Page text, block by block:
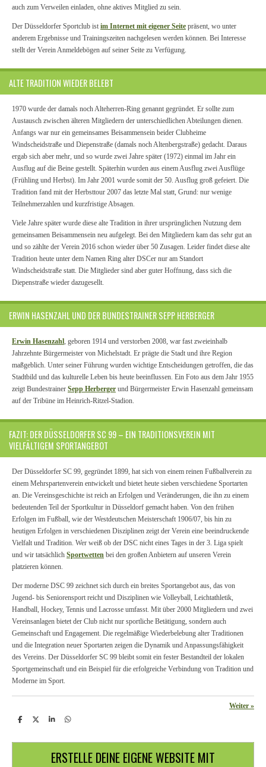
auch zum Verweilen einladen, ohne aktives Mitglied zu sein.
Der Düsseldorfer Sportclub ist im Internet mit eigener Seite präsent, wo unter
anderem Ergebnisse und Trainingszeiten nachgelesen werden können. Bei Interesse
stellt der Verein Anmeldebögen auf seiner Seite zu Verfügung.
ALTE TRADITION WIEDER BELEBT
1970 wurde der damals noch Alteherren-Ring genannt gegründet. Er sollte zum
Austausch zwischen älteren Mitgliedern der unterschiedlichen Abteilungen dienen.
Anfangs war nur ein gemeinsames Beisammensein beider Clubheime
Windscheidstraße und Diepenstraße (damals noch Altenbergstraße) gedacht. Daraus
ergab sich aber mehr, und so wurde zwei Jahre später (1972) einmal im Jahr ein
Ausflug auf die Beine gestellt. Späterhin wurden aus einem Ausflug zwei Ausflüge
(Frühling und Herbst). Im Jahr 2001 wurde somit der 50. Ausflug groß gefeiert. Die
Tradition fand mit der Herbsttour 2007 das letzte Mal statt, Grund: nur wenige
Teilnehmerzahlen und kurzfristige Absagen.
Viele Jahre später wurde diese alte Tradition in ihrer ursprünglichen Nutzung dem
gemeinsamen Beisammensein neu aufgelegt. Bei den Mitgliedern kam das sehr gut an
und so zählte der Verein 2016 schon wieder über 50 Zusagen. Leider findet diese alte
Tradition heute unter dem Namen Ring alter DSCer nur am Standort
Windscheidstraße statt. Die Mitglieder sind aber guter Hoffnung, dass sich die
Diepenstraße wieder dazugesellt.
ERWIN HASENZAHL UND DER BUNDESTRAINER SEPP HERBERGER
Erwin Hasenzahl, geboren 1914 und verstorben 2008, war fast zweieinhalb
Jahrzehnte Bürgermeister von Michelstadt. Er prägte die Stadt und ihre Region
maßgeblich. Unter seiner Führung wurden wichtige Entscheidungen getroffen, die das
Stadtbild und das kulturelle Leben bis heute beeinflussen. Ein Foto aus dem Jahr 1955
zeigt Bundestrainer Sepp Herberger und Bürgermeister Erwin Hasenzahl gemeinsam
auf der Tribüne im Heinrich-Ritzel-Stadion.
FAZIT: DER DÜSSELDORFER SC 99 – EIN TRADITIONSVEREIN MIT
VIELFÄLTIGEM SPORTANGEBOT
Der Düsseldorfer SC 99, gegründet 1899, hat sich von einem reinen Fußballverein zu
einem Mehrspartenverein entwickelt und bietet heute sieben verschiedene Sportarten
an. Die Vereinsgeschichte ist reich an Erfolgen und Veränderungen, die ihn zu einem
bedeutenden Teil der Sportkultur in Düsseldorf gemacht haben. Von den frühen
Erfolgen im Fußball, wie der Westdeutschen Meisterschaft 1906/07, bis hin zu
heutigen Erfolgen in verschiedenen Disziplinen zeigt der Verein eine beeindruckende
Vielfalt und Tradition. Wer weiß ob der DSC nicht eines Tages in der 3. Liga spielt
und wir tatsächlich Sportwetten bei den großen Anbietern auf unseren Verein
platzieren können.
Der moderne DSC 99 zeichnet sich durch ein breites Sportangebot aus, das von
Jugend- bis Seniorensport reicht und Disziplinen wie Volleyball, Leichtathletik,
Handball, Hockey, Tennis und Lacrosse umfasst. Mit über 2000 Mitgliedern und zwei
Vereinsanlagen bietet der Club nicht nur sportliche Betätigung, sondern auch
Gemeinschaft und Engagement. Die regelmäßige Wiederbelebung alter Traditionen
und die Integration neuer Sportarten zeigen die Dynamik und Anpassungsfähigkeit
des Vereins. Der Düsseldorfer SC 99 bleibt somit ein fester Bestandteil der lokalen
Sportgemeinschaft und ein Beispiel für die erfolgreiche Verbindung von Tradition und
Moderne im Sport.
Weiter »
T
l
T
l
T
l
n
T
l
ERSTELLE DEINE EIGENE WEBSITE MIT